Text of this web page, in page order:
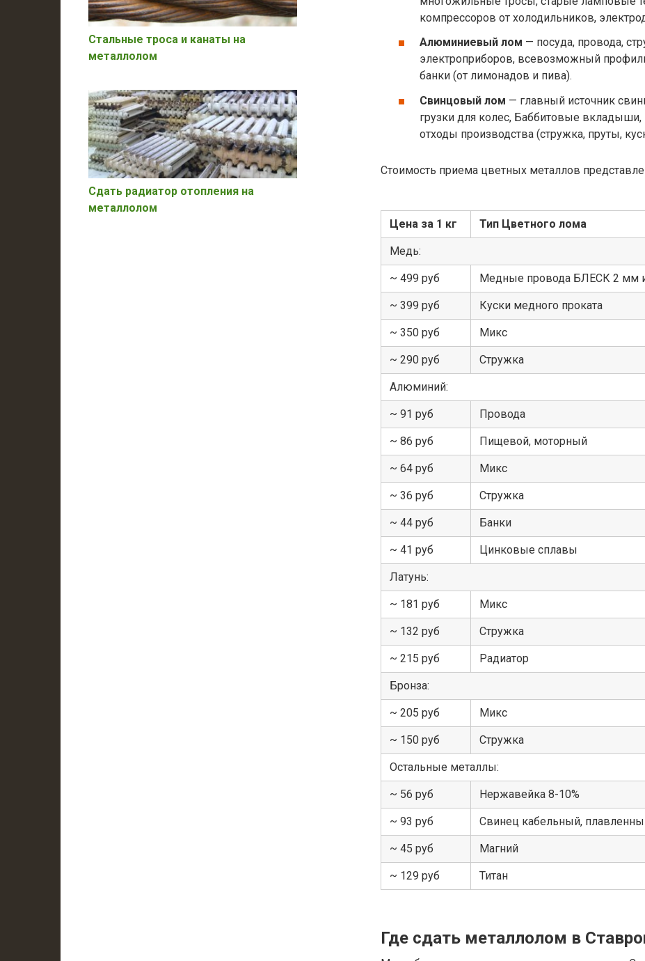
компрессоров от холодильников,
Алюминиевый лом — посуда, провода,
электроприборов, всевозможный
банки (от лимонадов и пива).
Свинцовый лом — главный источник
грузки для колес, Баббитовые
отходы производства (стружка, пруты,
Стоимость приема цветных металлов
Цена за 1 кг Тип Цветного лома
Медь:
~ 499 руб Медные провода БЛЕСК 2 мм
~ 399 руб Куски медного проката
~ 350 руб Микс
~ 290 руб Стружка
Алюминий:
~ 91 руб Провода
~ 86 руб Пищевой, моторный
~ 64 руб Микс
~ 36 руб Стружка
~ 44 руб Банки
~ 41 руб Цинковые сплавы
Латунь:
~ 181 руб Микс
~ 132 руб Стружка
~ 215 руб Радиатор
Бронза:
~ 205 руб Микс
~ 150 руб Стружка
Остальные металлы:
~ 56 руб Нержавейка 8-10%
~ 93 руб Свинец кабельный,
~ 45 руб Магний
~ 129 руб Титан
Где сдать металлолом в
Стальные троса и канаты на
металлолом
Сдать радиатор отопления на
металлолом